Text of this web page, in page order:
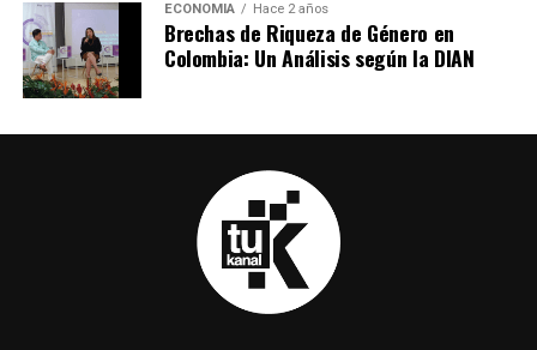
ECONOMIA Hace 2 años
Brechas de Riqueza de Género en
Colombia: Un Análisis según la DIAN